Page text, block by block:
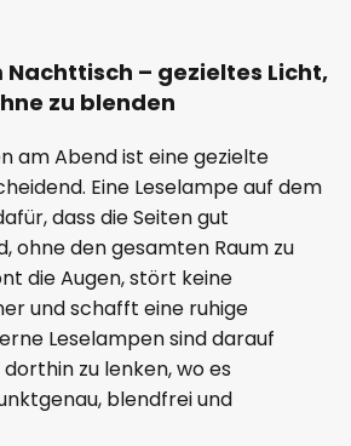
Nachttisch – gezieltes Licht,
zu blenden
am Abend ist eine gezielte
Eine Leselampe auf dem
dass die Seiten gut
ohne den gesamten Raum zu
die Augen, stört keine
und schafft eine ruhige
Leselampen sind darauf
zu lenken, wo es
blendfrei und